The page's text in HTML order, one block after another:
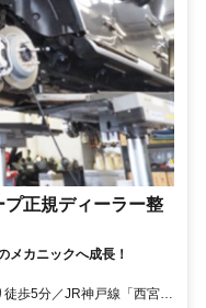
正規ディーラー整
メカニックへ成長！
歩5分／JR神戸線「西宮」